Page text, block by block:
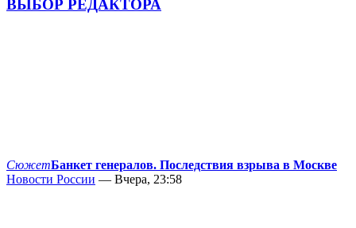
ВЫБОР РЕДАКТОРА
СюжетБанкет генералов. Последствия взрыва в Москве
Новости России — Вчера, 23:58